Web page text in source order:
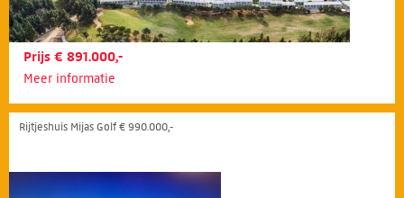
Prijs € 891.000,-
Meer informatie
Rijtjeshuis Mijas Golf € 990.000,-